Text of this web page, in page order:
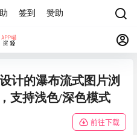
签到 赞助
计的瀑布流式图片浏
支持浅色/深色模式
前往下载